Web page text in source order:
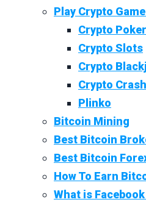
Play Crypto
Crypto Poker
Crypto Slots
Crypto
Crypto
Plinko
Bitcoin Mining
Best Bitcoin
Best Bitcoin
How To Earn
What is